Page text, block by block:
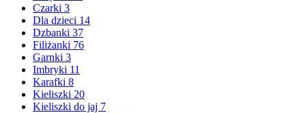
Czarki 3
Dla dzieci 14
Dzbanki 37
Filiżanki 76
Garnki 3
Imbryki 11
Karafki 8
Kieliszki 20
Kieliszki do jaj 7